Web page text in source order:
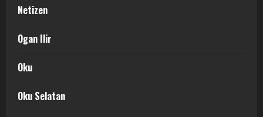
Netizen
Ogan Ilir
Oku
Oku Selatan